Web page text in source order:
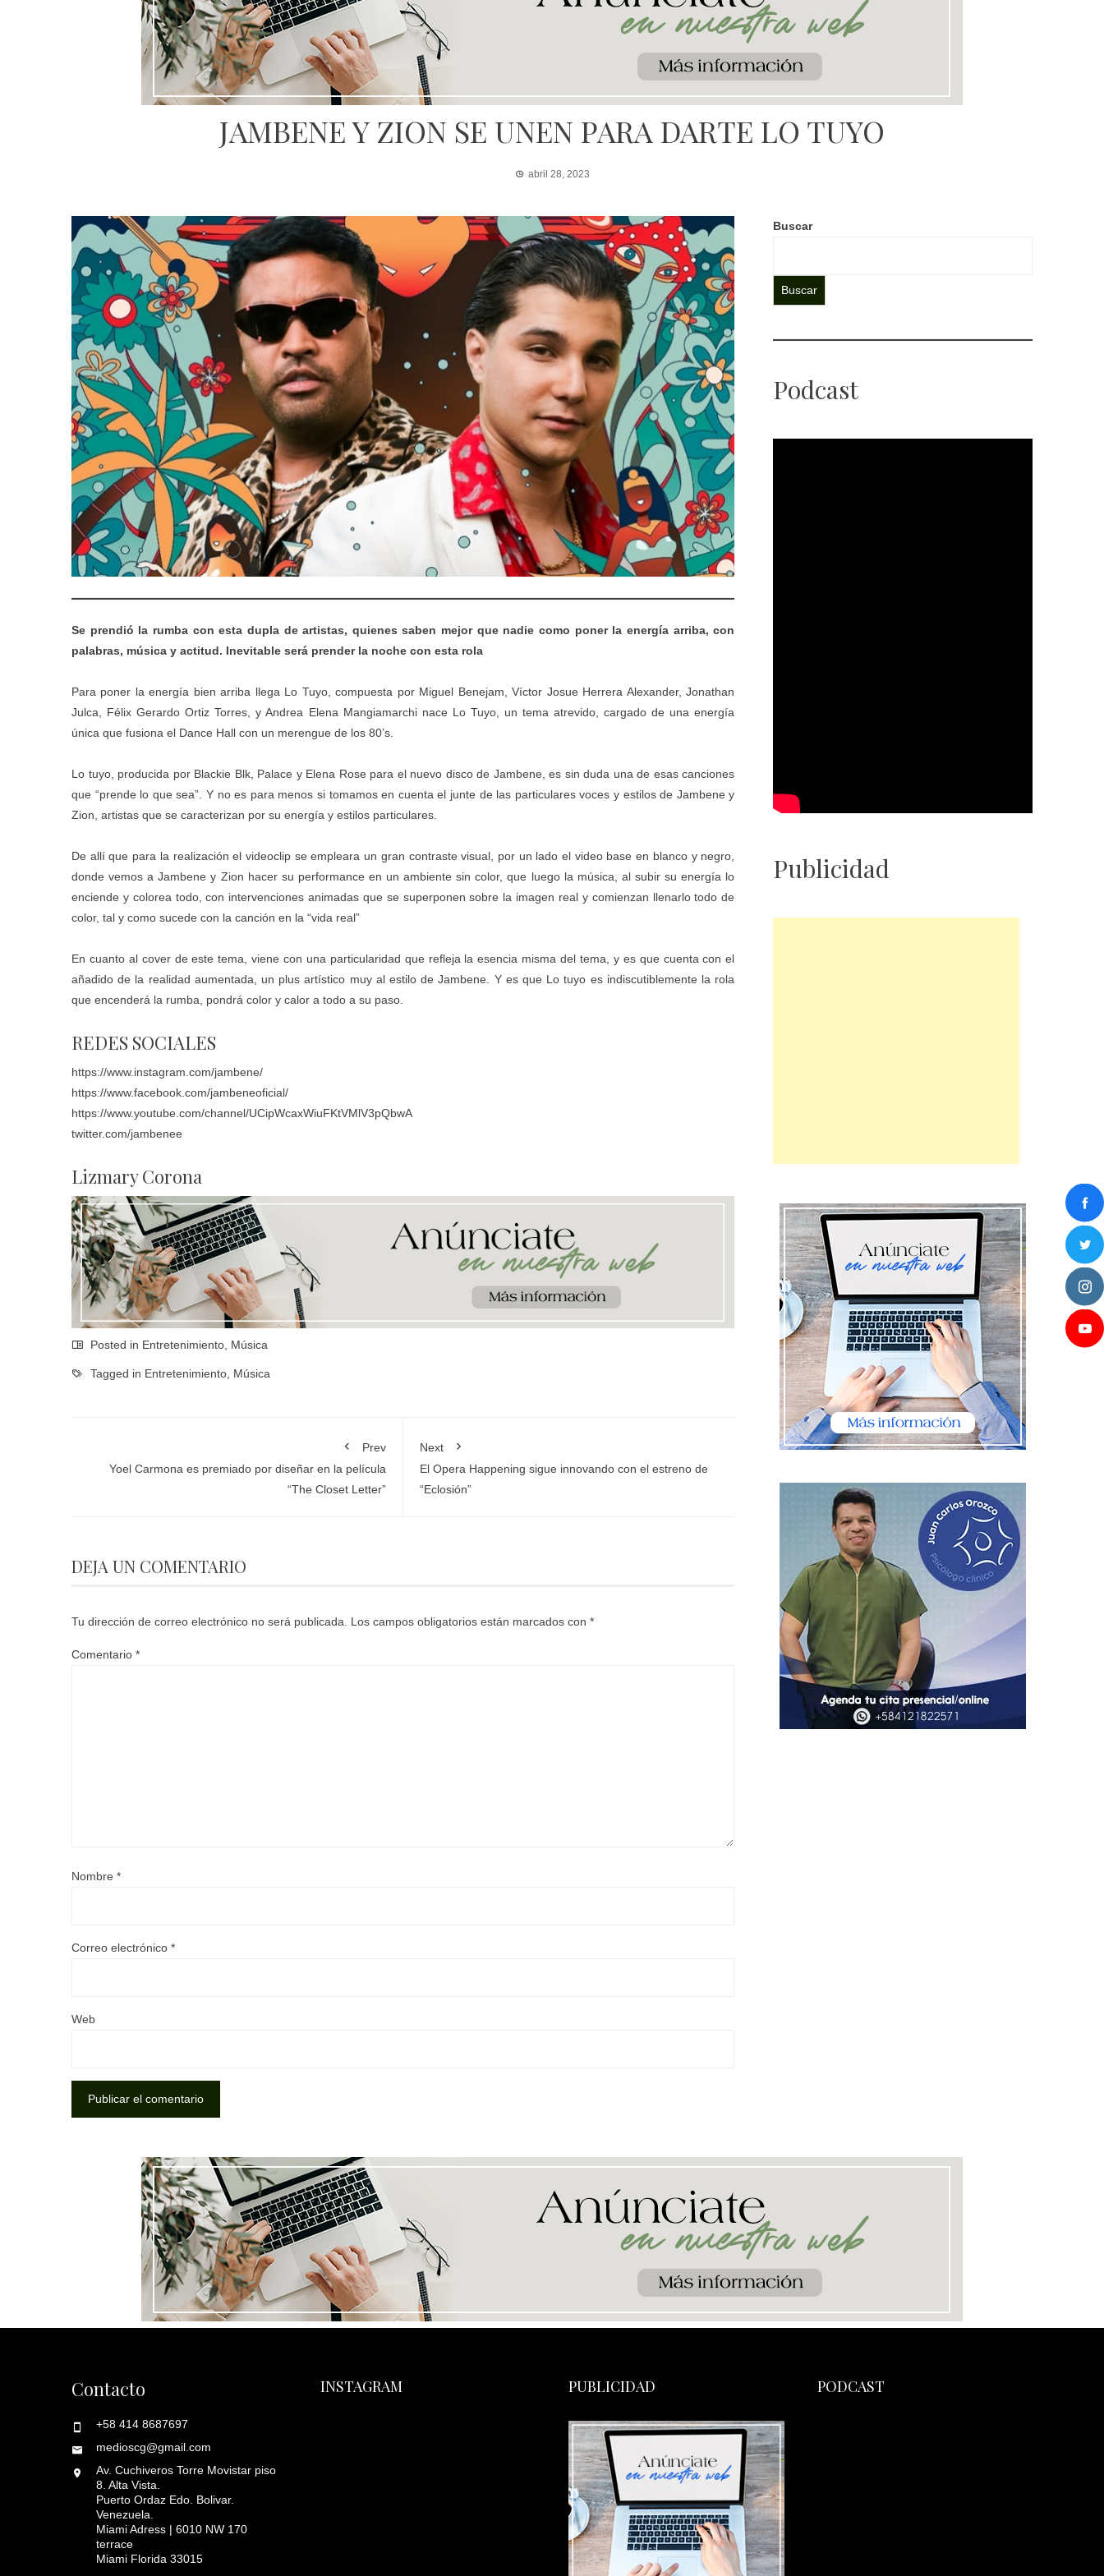
JAMBENE Y ZION SE UNEN PARA DARTE LO TUYO
abril 28, 2023
Se prendió la rumba con esta dupla de artistas, quienes saben mejor que nadie como poner la energía arriba, con
palabras, música y actitud. Inevitable será prender la noche con esta rola
Para poner la energía bien arriba llega Lo Tuyo, compuesta por Miguel Benejam, Víctor Josue Herrera Alexander, Jonathan
Julca, Félix Gerardo Ortiz Torres, y Andrea Elena Mangiamarchi nace Lo Tuyo, un tema atrevido, cargado de una energía
única que fusiona el Dance Hall con un merengue de los 80’s.
Lo tuyo, producida por Blackie Blk, Palace y Elena Rose para el nuevo disco de Jambene, es sin duda una de esas canciones
que “prende lo que sea”. Y no es para menos si tomamos en cuenta el junte de las particulares voces y estilos de Jambene y
Zion, artistas que se caracterizan por su energía y estilos particulares.
De allí que para la realización el videoclip se empleara un gran contraste visual, por un lado el video base en blanco y negro,
donde vemos a Jambene y Zion hacer su performance en un ambiente sin color, que luego la música, al subir su energía lo
enciende y colorea todo, con intervenciones animadas que se superponen sobre la imagen real y comienzan llenarlo todo de
color, tal y como sucede con la canción en la “vida real”
En cuanto al cover de este tema, viene con una particularidad que refleja la esencia misma del tema, y es que cuenta con el
añadido de la realidad aumentada, un plus artístico muy al estilo de Jambene. Y es que Lo tuyo es indiscutiblemente la rola
que encenderá la rumba, pondrá color y calor a todo a su paso.
REDES SOCIALES
https://www.instagram.com/jambene/
https://www.facebook.com/jambeneoficial/
https://www.youtube.com/channel/UCipWcaxWiuFKtVMlV3pQbwA
twitter.com/jambenee
Lizmary Corona
Posted in Entretenimiento Música
Tagged in Entretenimiento Música
Prev
Yoel Carmona es premiado por diseñar en la película
“The Closet Letter”
Next
El Opera Happening sigue innovando con el estreno de
“Eclosión”
DEJA UN COMENTARIO
Tu dirección de correo electrónico no será publicada. Los campos obligatorios están marcados con *
Comentario *
Nombre *
Correo electrónico *
Web
Buscar
Buscar
Podcast
Publicidad
Contacto
+58 414 8687697
medioscg@gmail.com
Av. Cuchiveros Torre Movistar piso
8. Alta Vista.
Puerto Ordaz Edo. Bolivar.
Venezuela.
Miami Adress | 6010 NW 170
terrace
Miami Florida 33015
INSTAGRAM PUBLICIDAD PODCAST